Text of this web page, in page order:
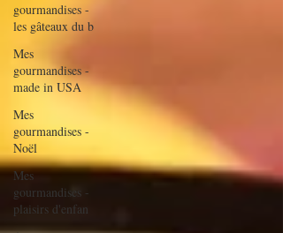
gourmandises -
les gâteaux du b
Mes
gourmandises -
made in USA
Mes
gourmandises -
Noël
Mes
gourmandises -
plaisirs d'enfan